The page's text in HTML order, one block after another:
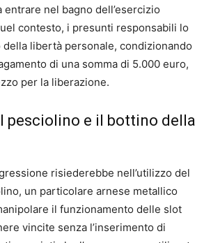
nel bagno dell’esercizio
contesto, i presunti responsabili lo
libertà personale, condizionando
di una somma di 5.000 euro,
per la liberazione.
pesciolino e il bottino della
risiederebbe nell’utilizzo del
un particolare arnese metallico
il funzionamento delle slot
vincite senza l’inserimento di